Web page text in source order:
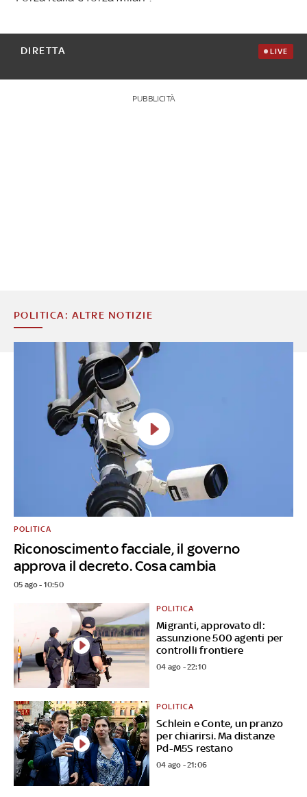
DIRETTA LIVE
PUBBLICITÀ
POLITICA: ALTRE NOTIZIE
Riconoscimento facciale, il governo
approva il decreto. Cosa cambia
POLITICA
05 ago - 10:50
Migranti, approvato dl:
assunzione 500 agenti per
controlli frontiere
POLITICA
04 ago - 22:10
Schlein e Conte, un pranzo
per chiarirsi. Ma distanze
Pd-M5S restano
POLITICA
04 ago - 21:06